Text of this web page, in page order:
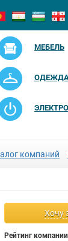
МЕБЕЛЬ
ОДЕЖДА
компаний
Хочу
Рейтинг